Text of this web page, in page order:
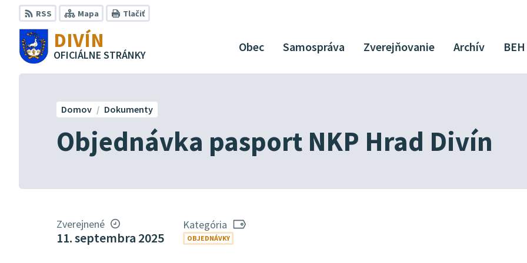
Preskočiť
na
obsah
RSS Mapa Tlačiť
DIVÍN
OFICIÁLNE STRÁNKY
Obec Samospráva Zverejňovanie Archív BEH
Objednávka pasport NKP Hrad Divín
Domov Dokumenty
Zverejnené
11. septembra 2025
Kategória
OBJEDNÁVKY